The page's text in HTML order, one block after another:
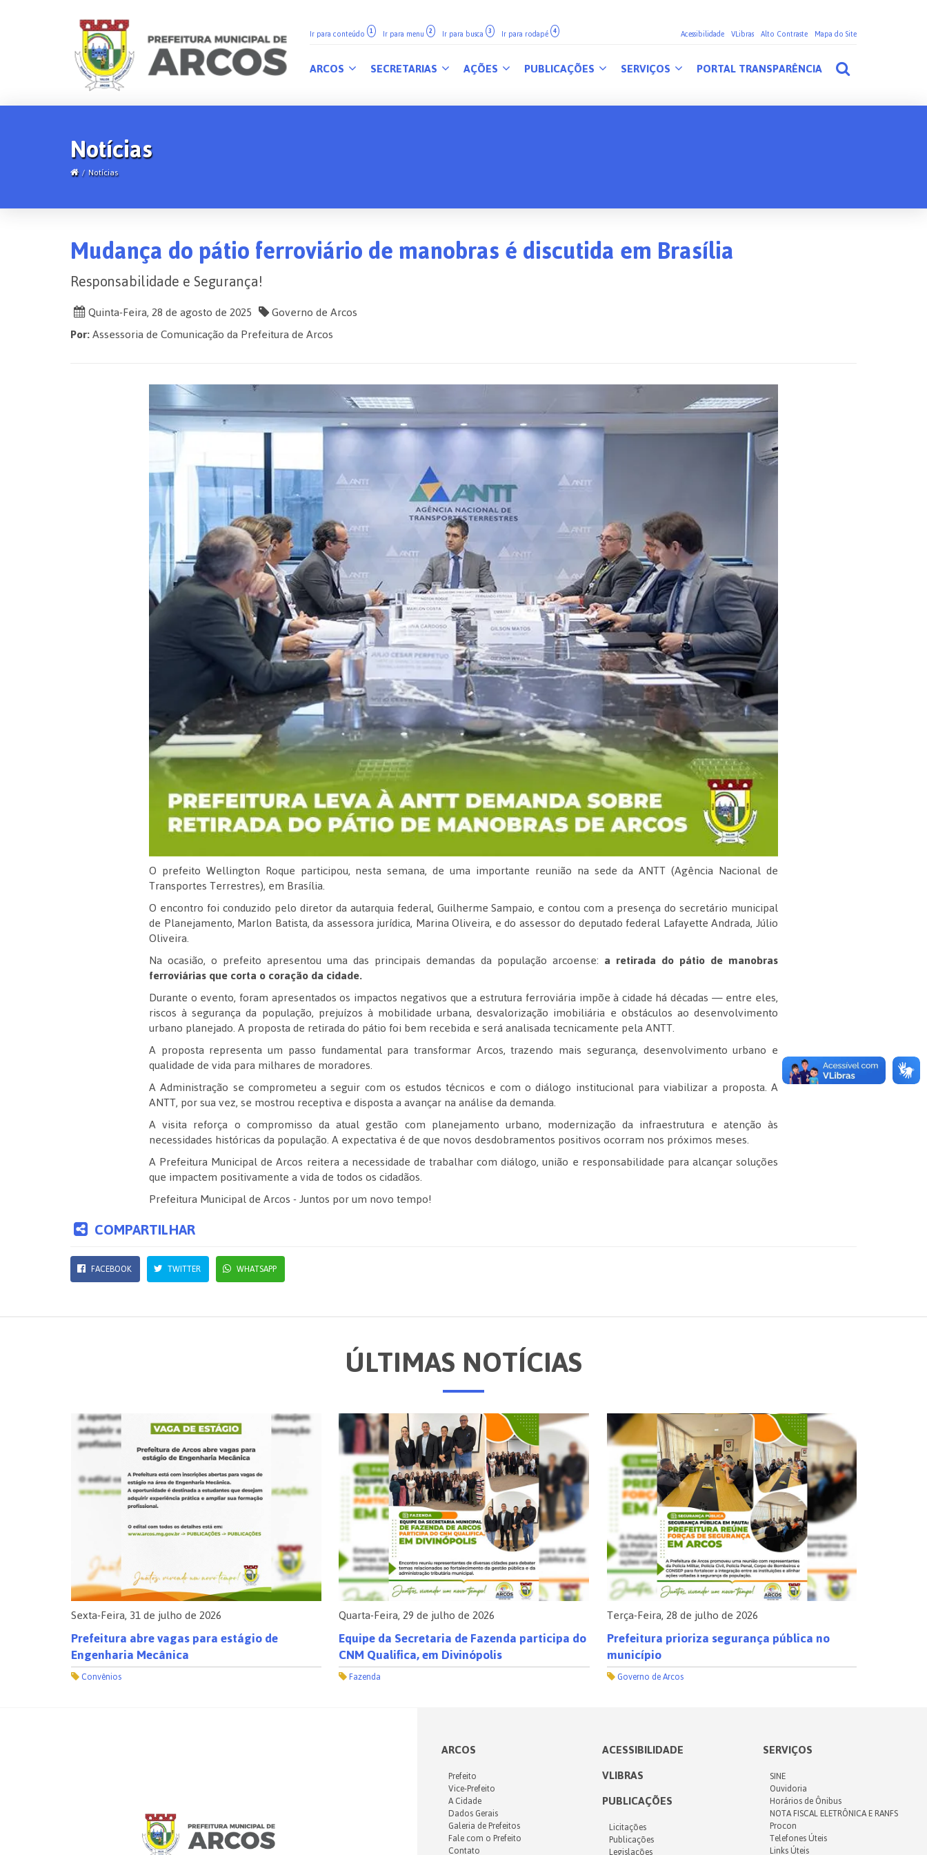
Ir para conteúdo 1 Ir para menu 2 Ir para busca 3 Ir para rodapé 4 Acessibilidade VLibras Alto Contraste Mapa do Site
ARCOS SECRETARIAS AÇÕES PUBLICAÇÕES SERVIÇOS PORTAL TRANSPARÊNCIA
Notícias
Notícias
Mudança do pátio ferroviário de manobras é discutida em Brasília
Responsabilidade e Segurança!
Quinta-Feira, 28 de agosto de 2025
Governo de Arcos
Por:Assessoria de Comunicação da Prefeitura de Arcos
O prefeito Wellington Roque participou, nesta semana, de uma importante reunião na sede da ANTT (Agência Nacional de
Transportes Terrestres), em Brasília.
O encontro foi conduzido pelo diretor da autarquia federal, Guilherme Sampaio, e contou com a presença do secretário municipal
de Planejamento, Marlon Batista, da assessora jurídica, Marina Oliveira, e do assessor do deputado federal Lafayette Andrada, Júlio
Oliveira.
Na ocasião, o prefeito apresentou uma das principais demandas da população arcoense: a retirada do pátio de manobras
ferroviárias que corta o coração da cidade.
Durante o evento, foram apresentados os impactos negativos que a estrutura ferroviária impõe à cidade há décadas — entre eles,
riscos à segurança da população, prejuízos à mobilidade urbana, desvalorização imobiliária e obstáculos ao desenvolvimento
urbano planejado. A proposta de retirada do pátio foi bem recebida e será analisada tecnicamente pela ANTT.
A proposta representa um passo fundamental para transformar Arcos, trazendo mais segurança, desenvolvimento urbano e
qualidade de vida para milhares de moradores.
A Administração se comprometeu a seguir com os estudos técnicos e com o diálogo institucional para viabilizar a proposta. A
ANTT, por sua vez, se mostrou receptiva e disposta a avançar na análise da demanda.
A visita reforça o compromisso da atual gestão com planejamento urbano, modernização da infraestrutura e atenção às
necessidades históricas da população. A expectativa é de que novos desdobramentos positivos ocorram nos próximos meses.
A Prefeitura Municipal de Arcos reitera a necessidade de trabalhar com diálogo, união e responsabilidade para alcançar soluções
que impactem positivamente a vida de todos os cidadãos.
Prefeitura Municipal de Arcos - Juntos por um novo tempo!
COMPARTILHAR
FACEBOOK TWITTER WHATSAPP
ÚLTIMAS NOTÍCIAS
Sexta-Feira, 31 de julho de 2026
Prefeitura abre vagas para estágio de
Engenharia Mecânica
Convênios
Quarta-Feira, 29 de julho de 2026
Equipe da Secretaria de Fazenda participa do
CNM Qualifica, em Divinópolis
Fazenda
Terça-Feira, 28 de julho de 2026
Prefeitura prioriza segurança pública no
município
Governo de Arcos
ARCOS
Prefeito
Vice-Prefeito
A Cidade
Dados Gerais
Galeria de Prefeitos
Fale com o Prefeito
Contato
ACESSIBILIDADE
VLIBRAS
PUBLICAÇÕES
Licitações
Publicações
SERVIÇOS
SINE
Ouvidoria
Horários de Ônibus
NOTA FISCAL ELETRÔNICA E RANFS
Procon
Telefones Úteis
Links Úteis